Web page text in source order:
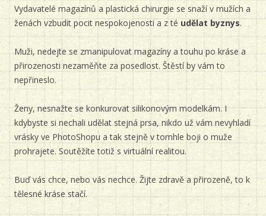
Vydavatelé magazínů a plastická chirurgie se snaží v mužích a
ženách vzbudit pocit nespokojenosti a z té udělat byznys.
Muži, nedejte se zmanipulovat magazíny a touhu po kráse a
přirozenosti nezaměňte za posedlost. Štěstí by vám to
nepřineslo.
Ženy, nesnažte se konkurovat silikonovým modelkám. I
kdybyste si nechali udělat stejná prsa, nikdo už vám nevyhladí
vrásky ve PhotoShopu a tak stejně v tomhle boji o muže
prohrajete. Soutěžíte totiž s virtuální realitou.
Buď vás chce, nebo vás nechce. Žijte zdravě a přirozeně, to k
tělesné kráse stačí.